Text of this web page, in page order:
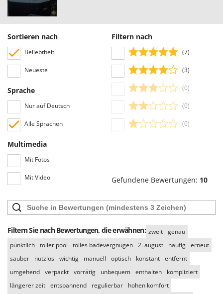
Smeg
Snapper
Solidur
Spice Electronics
Spiralmac
Stiga
Stocker
Sunseeker
T
TecnoGen
Tellarini Pompe
Telwin
Tenco
Tineco
Titania
Sortieren nach
Beliebtheit
Neueste
Sprache
Nur auf Deutsch
Alle Sprachen
Multimedia
Mit Fotos
Mit Video
Filtern nach
(7)
(3)
(0)
(0)
(0)
Gefundene Bewertungen: 10
Filtern Sie nach Bewertungen, die erwähnen: zweit genau
pünktlich toller pool tolles badevergnügen 2. august häufig erneut
sauber
nutzlos wichtig manuell optisch konstant entfernt
umgehend verpackt vorrätig unbequem enthalten
kompliziert
längerer zeit entspannend regulierbar
hohen komfort